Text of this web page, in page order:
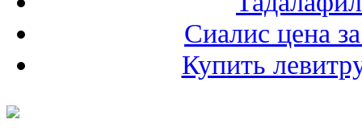
Сиалис цена
Купить